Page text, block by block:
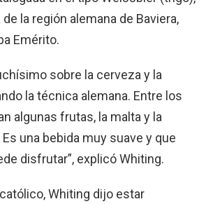
la región alemana de Baviera,
Emérito.
sobre la cerveza y la
la técnica alemana. Entre los
algunas frutas, la malta y la
una bebida muy suave y que
disfrutar”, explicó Whiting.
Whiting dijo estar